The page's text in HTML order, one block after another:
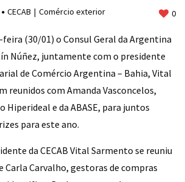
CECAB Comércio exterior 0
(30/01) o Consul Geral da Argentina
Núñez, juntamente com o presidente
de Comércio Argentina – Bahia, Vital
reunidos com Amanda Vasconcelos,
Hiperideal e da ABASE, para juntos
para este ano.
da CECAB Vital Sarmento se reuniu
Carla Carvalho, gestoras de compras